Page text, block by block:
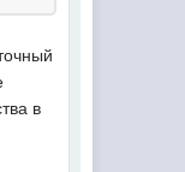
в